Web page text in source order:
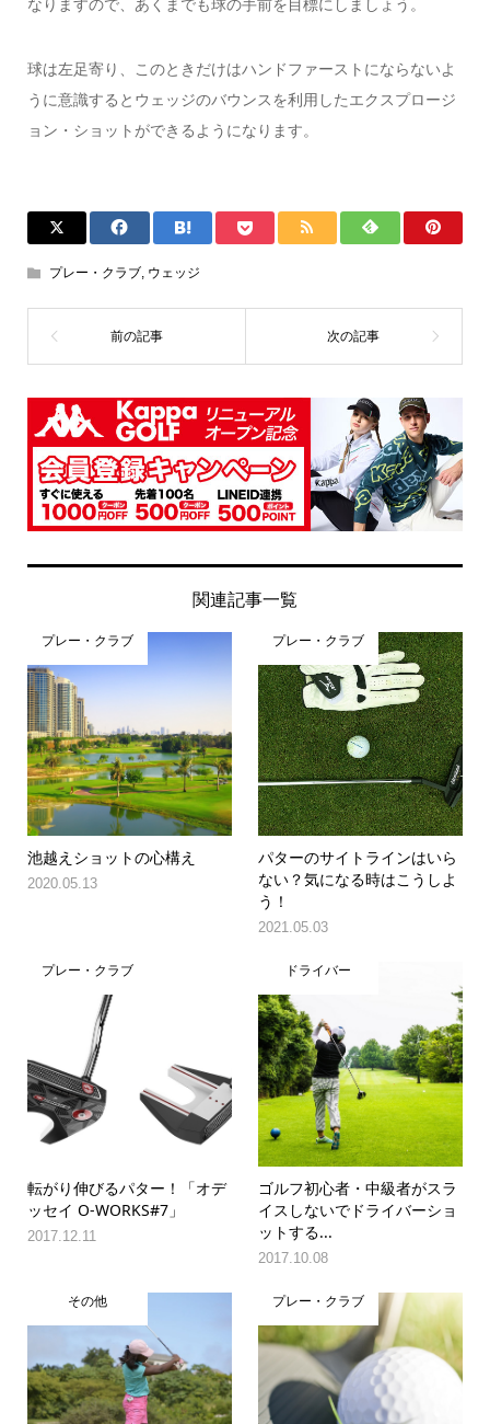
なりますので、あくまでも球の手前を目標にしましょう。
球は左足寄り、このときだけはハンドファーストにならないよ
うに意識するとウェッジのバウンスを利用したエクスプロージ
ョン・ショットができるようになります。
プレー・クラブ, ウェッジ
関連記事一覧
プレー・クラブ
池越えショットの心構え
2020.05.13
プレー・クラブ
パターのサイトラインはいら
ない？気になる時はこうしよ
う！
2021.05.03
プレー・クラブ
転がり伸びるパター！「オデ
ッセイ O-WORKS#7」
2017.12.11
ドライバー
ゴルフ初心者・中級者がスラ
イスしないでドライバーショ
ットする...
2017.10.08
その他 プレー・クラブ